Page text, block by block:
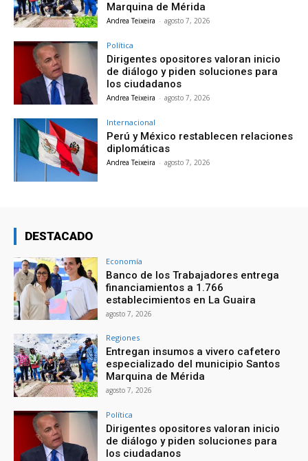
Marquina de Mérida
Andrea Teixeira - agosto 7, 2026
Política
Dirigentes opositores valoran inicio
de diálogo y piden soluciones para
los ciudadanos
Andrea Teixeira - agosto 7, 2026
Internacional
Perú y México restablecen relaciones
diplomáticas
Andrea Teixeira - agosto 7, 2026
DESTACADO
Economía
Banco de los Trabajadores entrega
financiamientos a 1.766
establecimientos en La Guaira
agosto 7, 2026
Regiones
Entregan insumos a vivero cafetero
especializado del municipio Santos
Marquina de Mérida
agosto 7, 2026
Política
Dirigentes opositores valoran inicio
de diálogo y piden soluciones para
los ciudadanos